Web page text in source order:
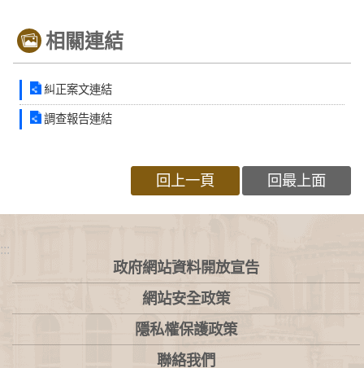
相關連結
糾正案文連結
調查報告連結
回上一頁 回最上面
:::
政府網站資料開放宣告
網站安全政策
隱私權保護政策
聯絡我們